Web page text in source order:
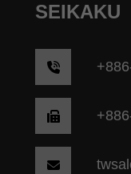
SEIKAKU
+